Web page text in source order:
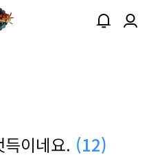
이네요. (12)